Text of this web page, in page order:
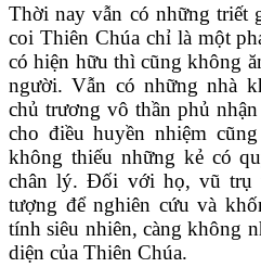
Thời nay vẫn có những triết
coi Thiên Chúa chỉ là một
có hiện hữu thì cũng không
người. Vẫn có những nhà
chủ trương vô thần phủ
cho điều huyền nhiệm
không thiếu những kẻ có
chân lý. Đối với họ, vũ trụ
tượng để nghiên cứu và
tính siêu nhiên, càng không
diện của Thiên Chúa.